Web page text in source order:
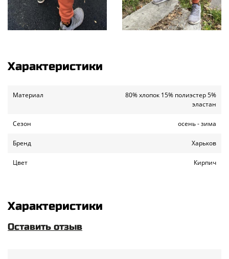
Характеристики
Материал
80% хлопок 15% полиэстер 5%
эластан
Сезон осень - зима
Бренд Харьков
Цвет Кирпич
Характеристики
Оставить отзыв